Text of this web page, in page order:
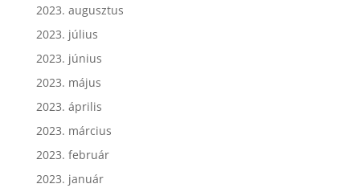
2023. augusztus
2023. július
2023. június
2023. május
2023. április
2023. március
2023. február
2023. január